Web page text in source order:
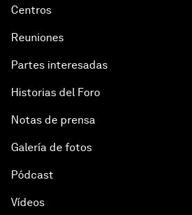
Centros
Reuniones
Partes interesadas
Historias del Foro
Notas de prensa
Galería de fotos
Pódcast
Vídeos